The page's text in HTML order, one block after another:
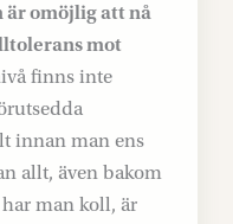
är omöjlig att nå
mot
finns inte
innan man ens
allt, även bakom
man koll, är